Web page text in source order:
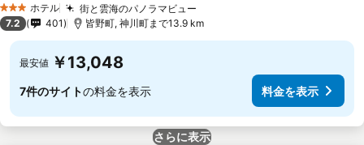
3 ホテルのランク
ホテル 街と雲海のパノラマビュー
7.2 401 皆野町, 神川町まで13.9 km
最安値 ￥13,048
7件のサイトの料金を表示 料金を表示
さらに表示